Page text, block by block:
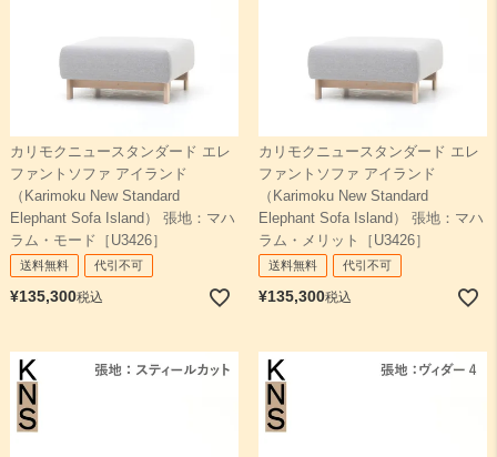
カリモクニュースタンダード エレ
ファントソファ アイランド
（Karimoku New Standard
Elephant Sofa Island） 張地：マハ
ラム・モード［U3426］
送料無料 代引不可
¥135,300税込
カリモクニュースタンダード エレ
ファントソファ アイランド
（Karimoku New Standard
Elephant Sofa Island） 張地：マハ
ラム・メリット［U3426］
送料無料 代引不可
¥135,300税込